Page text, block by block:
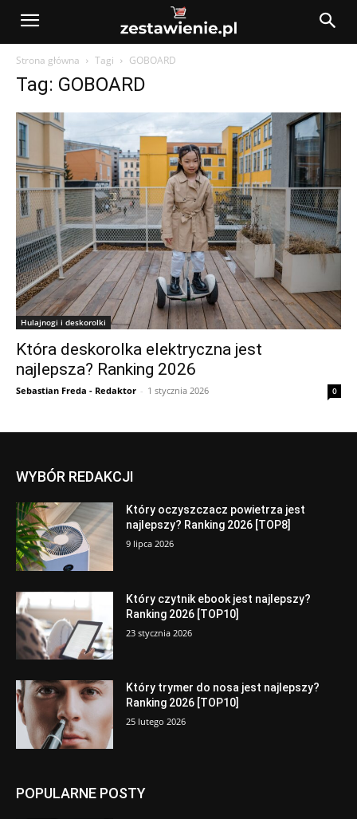
Strona główna Tagi GOBOARD
Tag: GOBOARD
Hulajnogi i deskorolki
Która deskorolka elektryczna jest
najlepsza? Ranking 2026
Sebastian Freda - Redaktor - 1 stycznia 2026 0
WYBÓR REDAKCJI
Który oczyszczacz powietrza jest
najlepszy? Ranking 2026 [TOP8]
9 lipca 2026
Który czytnik ebook jest najlepszy?
Ranking 2026 [TOP10]
23 stycznia 2026
Który trymer do nosa jest najlepszy?
Ranking 2026 [TOP10]
25 lutego 2026
POPULARNE POSTY